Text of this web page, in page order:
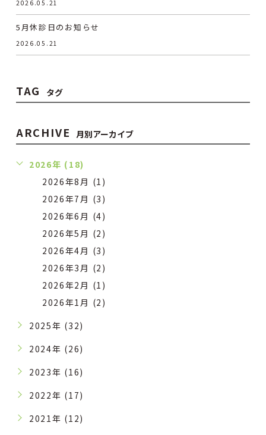
2026.05.21
5月休診日のお知らせ
2026.05.21
TAG タグ
ARCHIVE 月別アーカイブ
2026年 (18)
2026年8月 (1)
2026年7月 (3)
2026年6月 (4)
2026年5月 (2)
2026年4月 (3)
2026年3月 (2)
2026年2月 (1)
2026年1月 (2)
2025年 (32)
2024年 (26)
2023年 (16)
2022年 (17)
2021年 (12)